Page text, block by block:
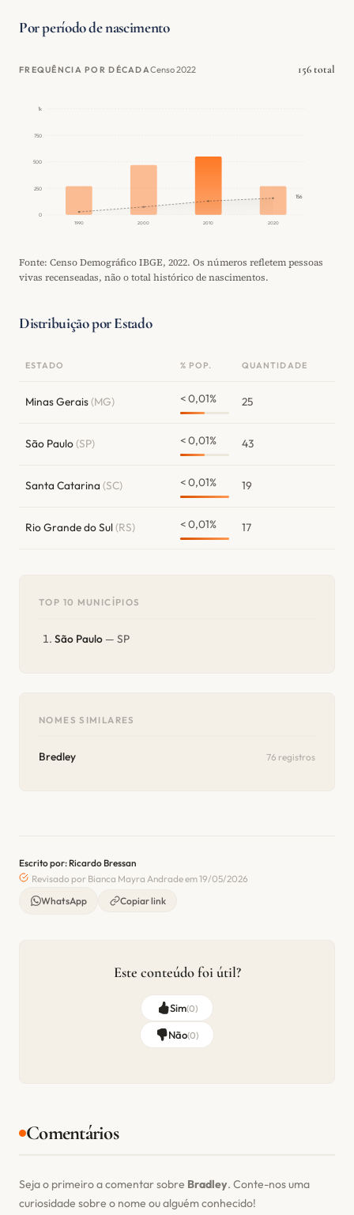
Por período de nascimento
FREQUÊNCIA POR DÉCADACenso 2022 156 total
0
250
500
750
1k
1990 2000 2010 2020
156
Fonte: Censo Demográfico IBGE, 2022. Os números refletem pessoas
vivas recenseadas, não o total histórico de nascimentos.
Distribuição por Estado
ESTADO % POP. QUANTIDADE
Minas Gerais(MG) < 0,01% 25
São Paulo(SP) < 0,01% 43
Santa Catarina (SC) < 0,01% 19
Rio Grande do Sul(RS) < 0,01% 17
TOP 10 MUNICÍPIOS
São Paulo — SP
NOMES SIMILARES
Bredley 76 registros
Escrito por: Ricardo Bressan
Revisado por Bianca Mayra Andrade em 19/05/2026
WhatsApp
Copiar link
Este conteúdo foi útil?
Sim(0)
Não(0)
Comentários
Seja o primeiro a comentar sobre Bradley. Conte-nos uma
curiosidade sobre o nome ou alguém conhecido!